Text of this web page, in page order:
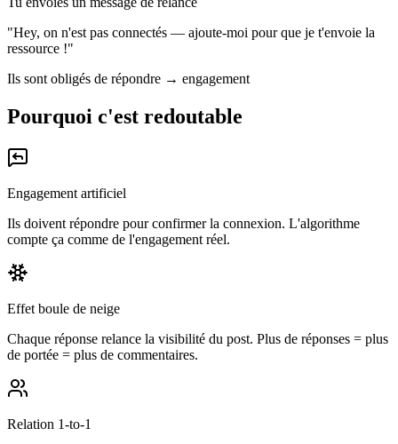
"Hey, on n'est pas connectés — ajoute-moi pour que je t'envoie la
ressource !"
Ils sont obligés de répondre → engagement
Pourquoi c'est redoutable
Engagement artificiel
Ils doivent répondre pour confirmer la connexion. L'algorithme
compte ça comme de l'engagement réel.
Effet boule de neige
Chaque réponse relance la visibilité du post. Plus de réponses = plus
de portée = plus de commentaires.
Relation 1-to-1